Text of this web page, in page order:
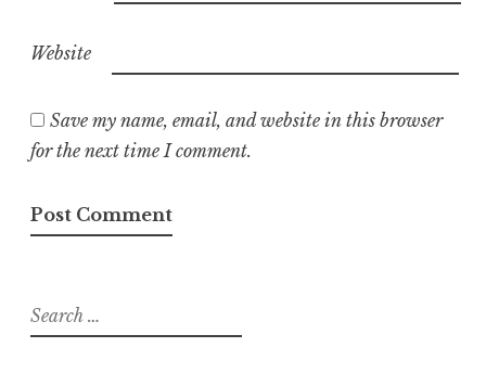
Website
Save my name, email, and website in this browser
for the next time I comment.